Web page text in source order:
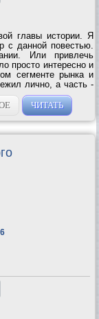
главы истории. Я
с данной повестью.
Или привлечь
просто интересно и
сегменте рынка и
лично, а часть -
повесть получит
ЧИТАТЬ